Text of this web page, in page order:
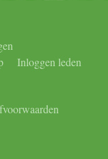
Inloggen leden